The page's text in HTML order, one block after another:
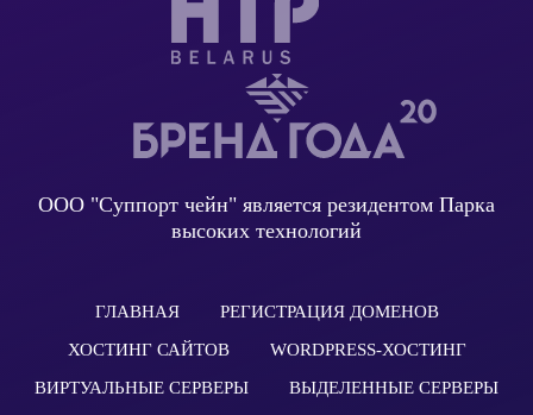
ООО "Суппорт чейн" является резидентом Парка
высоких технологий
ГЛАВНАЯ
РЕГИСТРАЦИЯ ДОМЕНОВ
ХОСТИНГ САЙТОВ
WORDPRESS-ХОСТИНГ
ВИРТУАЛЬНЫЕ СЕРВЕРЫ
ВЫДЕЛЕННЫЕ СЕРВЕРЫ